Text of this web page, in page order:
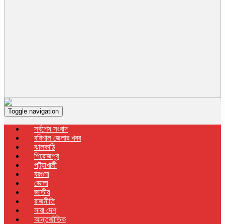
Toggle navigation
সর্বশেষ সংবাদ
বরিশাল জেলার খবর
ঝালকাঠি
পিরোজপুর
পটুয়াখালী
বরগুনা
ভোলা
জাতীয়
রাজনীতি
সারা দেশ
আন্তর্জাতিক